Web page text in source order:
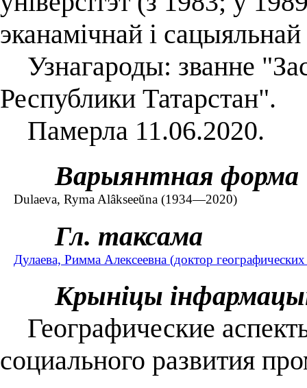
эканамічнай і
Узнагароды: званне
Республики Татарстан".
Памерла 11.06.2020.
Варыянтная форма
Dulaeva, Ryma Alâkseeŭna (1934—2020)
Гл. таксама
Дулаева, Римма Алексеевна (доктор
Крыніцы
Географические
социального развития